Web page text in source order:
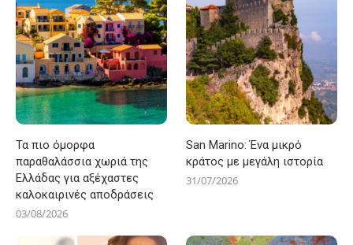
Τα πιο όμορφα
παραθαλάσσια χωριά της
Ελλάδας για αξέχαστες
καλοκαιρινές αποδράσεις
03/08/2026
San Marino: Ένα μικρό
κράτος με μεγάλη ιστορία
31/07/2026